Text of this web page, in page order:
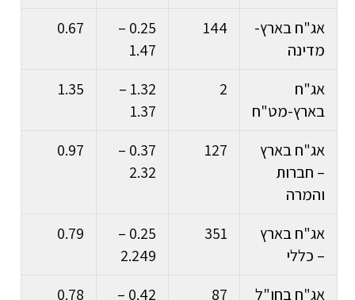
אג"ח בארץ-
מדינה
144
0.25 –
1.47
0.67
אג"ח
בארץ-מט"ח
2
1.32 –
1.37
1.35
אג"ח בארץ
– חברות
והמרה
127
0.37 –
2.32
0.97
אג"ח בארץ
– כללי
351
0.25 –
2.249
0.79
אג"ח בחו"ל 87
0.42 –
0.78